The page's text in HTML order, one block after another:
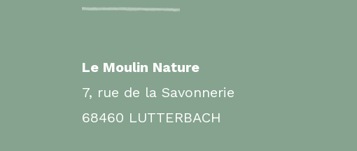
Le Moulin Nature
7, rue de la Savonnerie
68460 LUTTERBACH